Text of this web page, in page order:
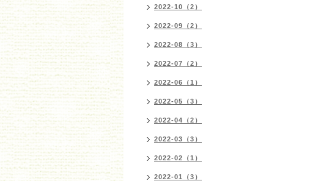
2022-10（2）
2022-09（2）
2022-08（3）
2022-07（2）
2022-06（1）
2022-05（3）
2022-04（2）
2022-03（3）
2022-02（1）
2022-01（3）